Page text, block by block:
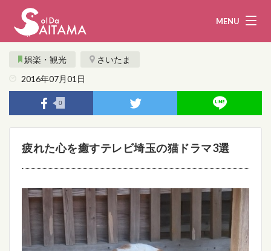
MENU
娯楽・観光
企業・団体 教育・医療
行政 まとめ！
地域から探す
募集！ お問い合わせ
運営団体 ライター
娯楽・観光
さいたま
2016年07月01日
0
疲れた心を癒すテレビ埼玉の猫ドラマ3選